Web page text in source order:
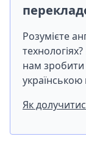
Розумієте
нам
Як